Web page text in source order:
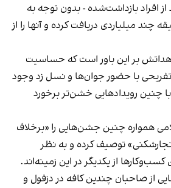
افراد بازداشت‌‌شده - بدون توجه به
چند میلیاردی دریافت کرده و آنها را از
بر این باور است که حساسیت
با حضور جوان‌ها و نسل زد وجود
چنین رویدادهایی خشن‌تر برخورد
همواره چنین جشن‌هایی را «برخلاف
توصیف کرده و به نظر
کسب‌وکارها از یکدیگر در این زمینه‌اند.
از صاحبان چندین کافه در دزفول و